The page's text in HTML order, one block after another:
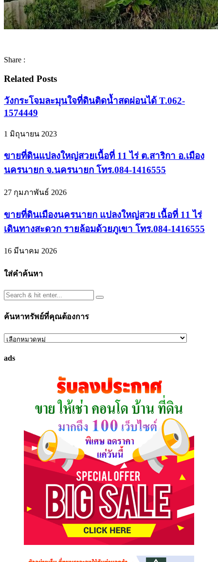
Share :
Related Posts
วังกระโจมละมุนใจที่ดินติดน้ำสดผ่อนได้ T.062-
1574449
1 มิถุนายน 2023
ขายที่ดินแปลงใหญ่สวยเนื้อที่ 11 ไร่ ต.สาริกา อ.เมือง
นครนายก จ.นครนายก โทร.084-1416555
27 กุมภาพันธ์ 2026
ขายที่ดินเมืองนครนายก แปลงใหญ่สวย เนื้อที่ 11 ไร่
เดินทางสะดวก รายล้อมด้วยภูเขา โทร.084-1416555
16 มีนาคม 2026
ใส่คำค้นหา
ค้นหาทรัพย์ที่คุณต้องการ
ค้นหา
ที่
ads